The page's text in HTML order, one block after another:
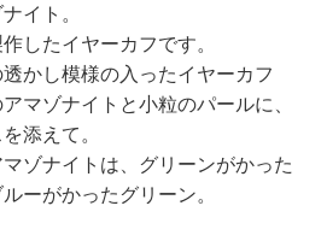
イト。
したイヤーカフです。
かし模様の入ったイヤーカフ
マゾナイトと小粒のパールに、
添えて。
ゾナイトは、グリーンがかった
ーがかったグリーン。